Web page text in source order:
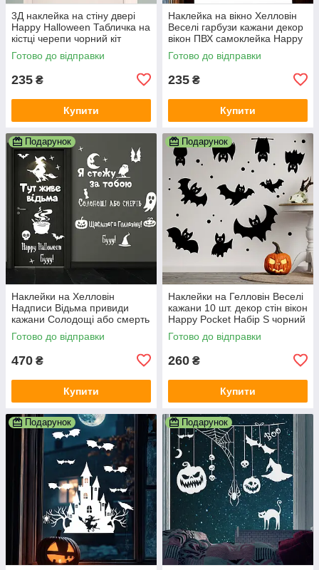
3Д наклейка на стіну двері
Happy Halloween Табличка на
кістці черепи чорний кіт
Happy Pocket Набір S чорний
матовий
Готово до відправки
235 ₴
Купити
Наклейка на вікно Хелловін
Веселі гарбузи кажани декор
вікон ПВХ самоклейка Happy
Pocket Набір білий матовий
Готово до відправки
235 ₴
Купити
Подарунок
Наклейки на Хелловін
Надписи Відьма привиди
кажани Солодощі або смерть
Happy Pocket Набір білий
матовий
Готово до відправки
470 ₴
Купити
Подарунок
Наклейки на Гелловін Веселі
кажани 10 шт. декор стін вікон
Happy Pocket Набір S чорний
матовий
Готово до відправки
260 ₴
Купити
Подарунок Подарунок